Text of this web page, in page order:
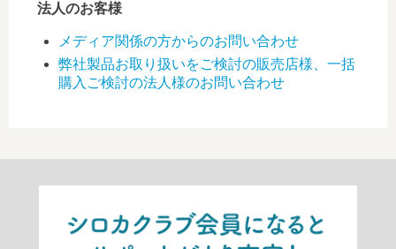
法人のお客様
メディア関係の方からのお問い合わせ
弊社製品お取り扱いをご検討の販売店様、一括
購入ご検討の法人様のお問い合わせ